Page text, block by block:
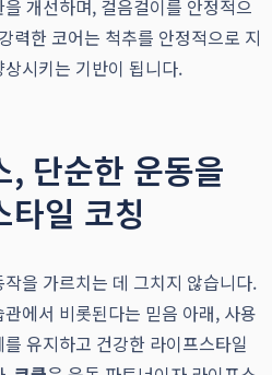
개선하며, 걸음걸이를 안정적으
력한 코어는 척추를 안정적으로 지
시키는 기반이 됩니다.
, 단순한 운동을
타일 코칭
을 가르치는 데 그치지 않습니다.
에서 비롯된다는 믿음 아래, 사용
유지하고 건강한 라이프스타일